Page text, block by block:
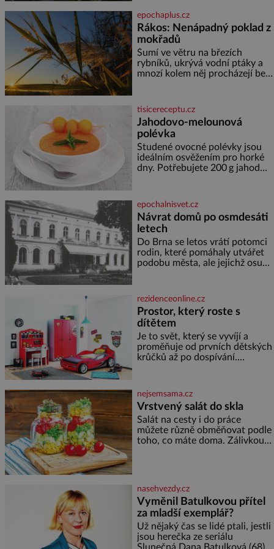
jediného dne můžete
nahlédnout do útrob jedné z
nejvýznamnějších vodních
elektráren v Evropě, vydat se na
horské hřebeny, projet se na
koloběžce a den zakončit
poznáváním památek ve
epochaplus.cz
Rákos: Nenápadný poklad z
mokřadů
Šumí ve větru na březích
rybníků, ukrývá vodní ptáky a
mnozí kolem něj procházejí bez
lodě, zapisovat první texty a
inspiroval řadu pověstí. Tato
skromná, ale užitečná rostlina
provází člověka už tisíce let.
Většina lidí vnímá rákos jen jako
obyčejnou kulisu letního
koupání. Stačí se však podívat
tisicereceptu.cz
Jahodovo-melounová
polévka
Studené ovocné polévky jsou
ideálním osvěžením pro horké
dny. Potřebujete 200 g jahod
cukru krystal 1 lžíci medu 200 g
zakysané sm
epochalnisvet.cz
Návrat domů po osmdesáti
letech
Do Brna se letos vrátí potomci
rodin, které pomáhaly utvářet
podobu města, ale jejichž osudy
Placzek, Löw-Beer, Fuhrmann,
Kohn a Stiassni se stanou
jednou z hlavních
dramaturgických linií festivalu
židovské kultury ŠTETL FEST
2026. Některé návraty nejsou
jednoduché. Místa, která si
rezidenceonline.cz
Prostor, který roste s
dítětem
Je to svět, který se vyvíjí a
proměňuje od prvních dětských
krůčků až po dospívání.
soustředění i odpočinek a
reaguje na každou etapu života
a specifické potřeby dítěte. Pro
nejmenší je klíčová
jednoduchost, měkkost a
bezpečí, proto by pokoj
nejsemsama.cz
Vrstvený salát do skla
Salát na cesty i do práce
můžete různě obměňovat podle
toho, co máte doma. Zálivkou
nebo jiného salátu (římský salát,
polníček…) ✿ 1 malá konzerva
kukuřice ✿ ½ okurky ✿ 2
rajčata Zálivka: ✿ 4 lžíce
olivového oleje ✿ 1 lžíci
citronové šťávy ✿ ½ stroužku
nasehvezdy.cz
Vyměnil Batulkovou přítel
za mladší exemplář?
Už nějaký čas se lidé ptali, jestli
jsou herečka ze seriálu
Slunečná Dana Batulková (68) a